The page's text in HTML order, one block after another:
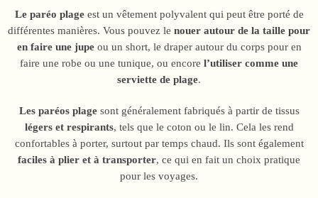
Le paréo plageest un vêtement polyvalent qui peut être porté de
différentes manières. Vous pouvez le nouer autour de la taille pour
en faire une jupeou un short, le draper autour du corps pour en
faire une robe ou une tunique, ou encore l’utiliser comme une
serviette de plage.
Les paréos plagesont généralement fabriqués à partir de tissus
légers et respirants, tels que le coton ou le lin. Cela les rend
confortables à porter, surtout par temps chaud. Ils sont également
faciles à plier et à transporter, ce qui en fait un choix pratique
pour les voyages.